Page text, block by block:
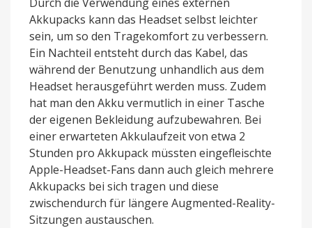
Akkupacks kann das Headset selbst leichter
sein, um so den Tragekomfort zu verbessern.
Ein Nachteil entsteht durch das Kabel, das
während der Benutzung unhandlich aus dem
Headset herausgeführt werden muss. Zudem
hat man den Akku vermutlich in einer Tasche
der eigenen Bekleidung aufzubewahren. Bei
einer erwarteten Akkulaufzeit von etwa 2
Stunden pro Akkupack müssten eingefleischte
Apple-Headset-Fans dann auch gleich mehrere
Akkupacks bei sich tragen und diese
zwischendurch für längere Augmented-Reality-
Sitzungen austauschen.